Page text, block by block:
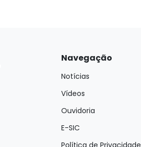
Navegação
Notícias
Vídeos
Ouvidoria
E-SIC
Política de Privacidade